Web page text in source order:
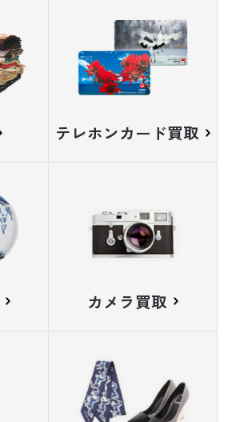
テレホンカード買取
カメラ買取